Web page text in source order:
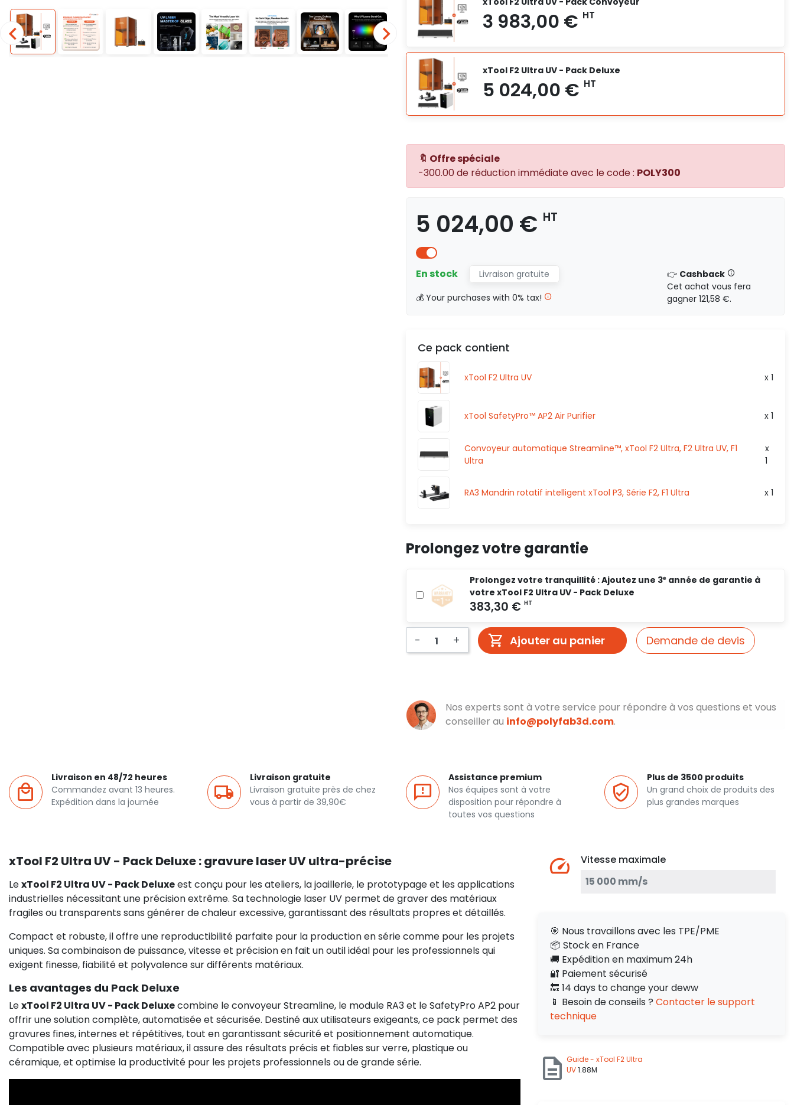
3 583,00 €
xTool F2 Ultra UV - Pack Deluxe
🔖 Offre spéciale
-300.00 de réduction immédiate avec le code : POLY300
5 024,00 € HT
En stock
Livraison gratuite
💰 Your purchases with 0% tax!
👉 Cashback
Cet achat vous fera
gagner 121,58 €.
Ce pack contient
xTool F2 Ultra UV x 1
xTool SafetyPro™ AP2 Air Purifier x 1
Convoyeur automatique Streamline™, xTool F2 Ultra, F2 Ultra UV, F1
Ultra
x
1
RA3 Mandrin rotatif intelligent xTool P3, Série F2, F1 Ultra x 1
Prolongez votre garantie
Prolongez votre tranquillité : Ajoutez une 3ᵉ année de garantie à
votre xTool F2 Ultra UV - Pack Deluxe
- + Ajouter au panier Demande de devis
Nos experts sont à votre service pour répondre à vos questions et vous
conseiller au info@polyfab3d.com.
Livraison en 48/72 heures
Commandez avant 13 heures.
Expédition dans la journée
Livraison gratuite
Livraison gratuite près de chez
vous à partir de 39,90€
Assistance premium
Nos équipes sont à votre
disposition pour répondre à
toutes vos questions
Plus de 3500 produits
Un grand choix de produits des
plus grandes marques
xTool F2 Ultra UV - Pack Deluxe : gravure laser UV ultra-précise
LexTool F2 Ultra UV - Pack Deluxeest conçu pour les ateliers, la joaillerie, le prototypage et les applications
industrielles nécessitant une précision extrême. Sa technologie laser UV permet de graver des matériaux
fragiles ou transparents sans générer de chaleur excessive, garantissant des résultats propres et détaillés.
Compact et robuste, il offre une reproductibilité parfaite pour la production en série comme pour les projets
uniques. Sa combinaison de puissance, vitesse et précision en fait un outil idéal pour les professionnels qui
exigent finesse, fiabilité et polyvalence sur différents matériaux.
Les avantages du Pack Deluxe
LexTool F2 Ultra UV - Pack Deluxecombine le convoyeur Streamline, le module RA3 et le SafetyPro AP2 pour
offrir une solution complète, automatisée et sécurisée. Destiné aux utilisateurs exigeants, ce pack permet des
gravures fines, internes et répétitives, tout en garantissant sécurité et positionnement automatique.
Compatible avec plusieurs matériaux, il assure des résultats précis et fiables sur verre, plastique ou
céramique, et optimise la productivité pour les projets professionnels ou de grande série.
Vitesse maximale
15 000 mm/s
🎯 Nous travaillons avec les TPE/PME
📦 Stock en France
🚚 Expédition en maximum 24h
🔐 Paiement sécurisé
🔙 14 days to change your deww
📱 Besoin de conseils ? Contacter le support
technique
Guide - xTool F2 Ultra
UV1.88M